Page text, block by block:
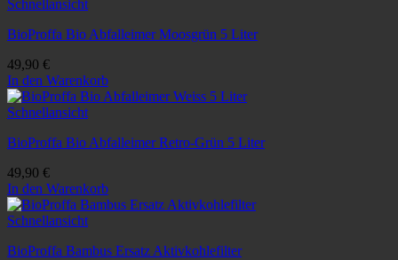
Schnellansicht
BioProffa Bio Abfalleimer Moosgrün 5 Liter
49,90 €
In den Warenkorb
Schnellansicht
BioProffa Bio Abfalleimer Retro-Grün 5 Liter
49,90 €
In den Warenkorb
Schnellansicht
BioProffa Bambus Ersatz Aktivkohlefilter